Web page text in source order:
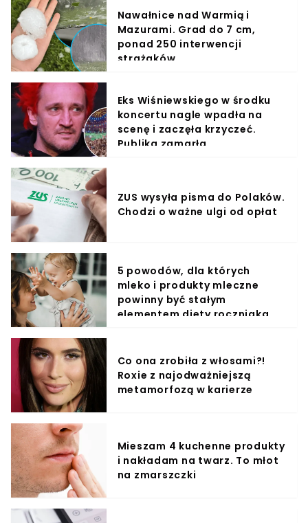
Nawałnice nad Warmią i
Mazurami. Grad do 7 cm,
ponad 250 interwencji
strażaków
Eks Wiśniewskiego w środku
koncertu nagle wpadła na
scenę i zaczęła krzyczeć.
Publika zamarła
ZUS wysyła pisma do Polaków.
Chodzi o ważne ulgi od opłat
5 powodów, dla których
mleko i produkty mleczne
powinny być stałym
elementem diety roczniaka
Co ona zrobiła z włosami?!
Roxie z najodważniejszą
metamorfozą w karierze
Mieszam 4 kuchenne produkty
i nakładam na twarz. To młot
na zmarszczki